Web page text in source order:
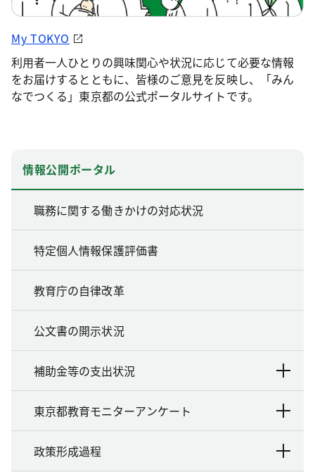
My TOKYO
利用者一人ひとりの興味関心や状況に応じて必要な情報
をお届けするとともに、皆様のご意見を反映し、「みん
なでつくる」東京都の公式ポータルサイトです。
情報公開ポータル
職務に関する働きかけの対応状況
特定個人情報保護評価書
教育庁の自律改革
公文書の開示状況
補助金等の支出状況
東京都教育モニターアンケート
政策形成過程